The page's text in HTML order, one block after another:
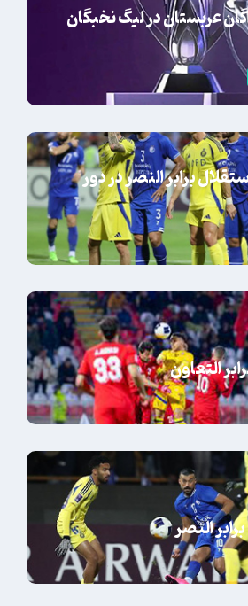
عربستان در لیگ نخبگان
برابر النصر در دور
التعاون
النصر